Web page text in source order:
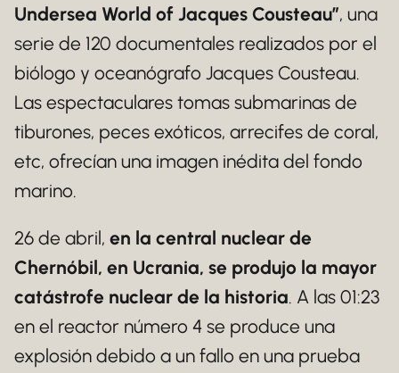
Undersea World of Jacques Cousteau”, una
serie de 120 documentales realizados por el
biólogo y oceanógrafo Jacques Cousteau.
Las espectaculares tomas submarinas de
tiburones, peces exóticos, arrecifes de coral,
etc, ofrecían una imagen inédita del fondo
marino.
26 de abril, en la central nuclear de
Chernóbil, en Ucrania, se produjo la mayor
catástrofe nuclear de la historia. A las 01:23
en el reactor número 4 se produce una
explosión debido a un fallo en una prueba